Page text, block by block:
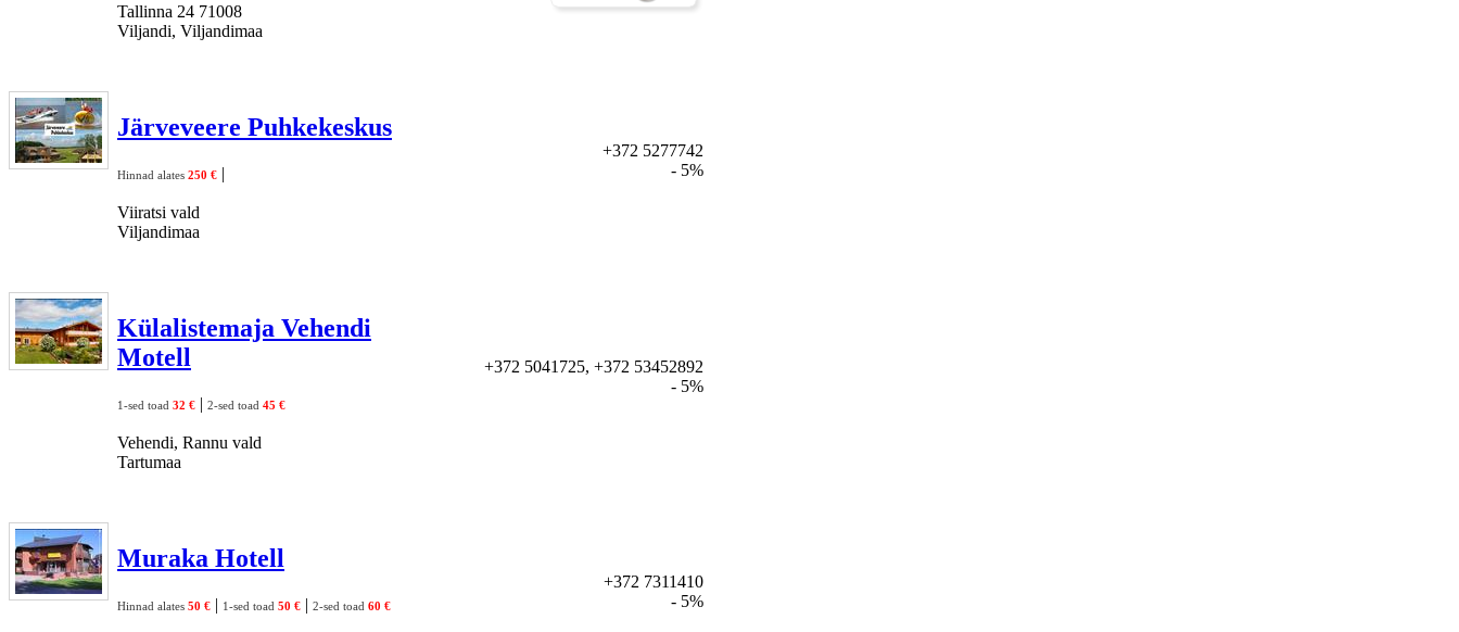
Tallinna 24 71008
Viljandi, Viljandimaa
Järveveere Puhkekeskus
Hinnad alates 250 € |
Viiratsi vald
Viljandimaa
+372 5277742
- 5%
Külalistemaja Vehendi
Motell
1-sed toad 32 € | 2-sed toad 45 €
Vehendi, Rannu vald
Tartumaa
+372 5041725, +372 53452892
- 5%
Muraka Hotell
Hinnad alates 50 € | 1-sed toad 50 € | 2-sed toad 60 €
+372 7311410
- 5%